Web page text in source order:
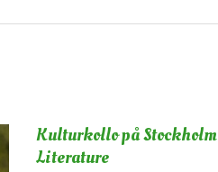
Kulturkollo på Stockholm
Literature